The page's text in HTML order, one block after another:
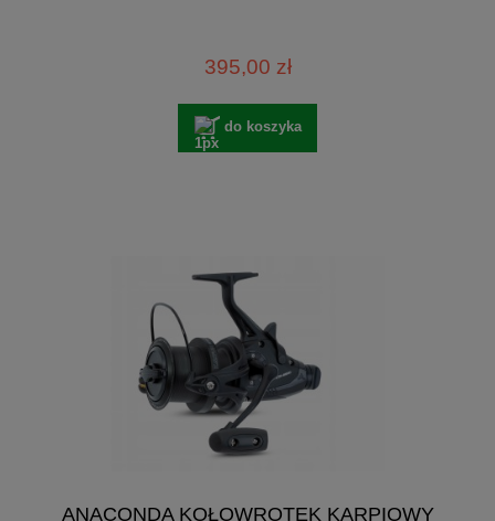
395,00 zł
do koszyka
ANACONDA KOŁOWROTEK KARPIOWY